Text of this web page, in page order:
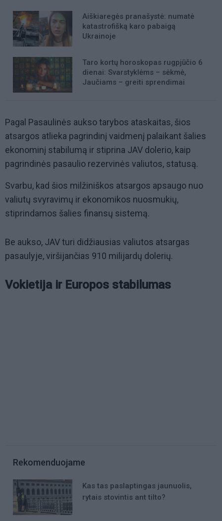
Aiškiaregės pranašystė: numatė
katastrofišką karo pabaigą
Ukrainoje
Taro kortų horoskopas rugpjūčio 6
dienai: Svarstyklėms – sėkmė,
Jaučiams – greiti sprendimai
Pagal Pasaulinės aukso tarybos ataskaitas, šios
atsargos atlieka pagrindinį vaidmenį palaikant šalies
ekonominį stabilumą ir stiprina JAV dolerio, kaip
pagrindinės pasaulio rezervinės valiutos, statusą.
Svarbu, kad šios milžiniškos atsargos apsaugo nuo
valiutų svyravimų ir ekonomikos nuosmukių,
stiprindamos šalies finansų sistemą.
Be aukso, JAV turi didžiausias valiutos atsargas
pasaulyje, viršijančias 910 milijardų dolerių.
Vokietija ir Europos stabilumas
Rekomenduojame
Kas tas paslaptingas jaunuolis,
rytais stovintis ant tilto?